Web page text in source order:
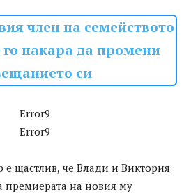
член на семейството
накара да промени
си
Error9
Error9
е щастлив, че Влади и Виктория
премиерата на новия му